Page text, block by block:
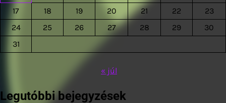
17
18 19 20 21 22
23
24
25 26 27 28 29
30
31
« júl
Legutóbbi bejegyzések